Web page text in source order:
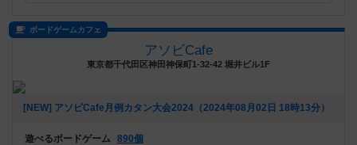
ボードゲームカフェ
アソビCafe
東京都千代田区神田神保町1-32-42 堀井ビル1F
[NEW] アソビCafe月例カタン大会2024（2024年08月02日 18時13分）
遊べるボードゲーム 890個